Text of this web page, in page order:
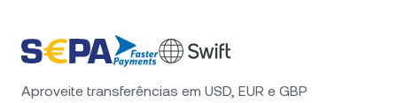
Aproveite transferências em USD, EUR e GBP